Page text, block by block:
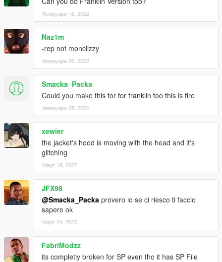
Февруари 16, 2022
Naz1m
-rep not monclizzy
Февруари 20, 2022
Smacka_Packa
Could you make this for for franklin too this is fire
Февруари 28, 2022
xewier
the jacket's hood is moving with the head and it's
glitching
Март 18, 2022
JFX98
@Smacka_Packa provero io se ci riesco ti faccio
sapere ok
Март 24, 2025
FabriModzz
its completly broken for SP even tho it has SP File